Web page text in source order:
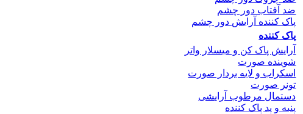
ضد آفتاب دور چشم
پاک کننده آرایش دور چشم
پاک کننده
آرایش پاک کن و میسلار واتر
شوینده صورت
اسکراب و لایه بردار صورت
تونر صورت
دستمال مرطوب آرایشی
پنبه و پد پاک کننده